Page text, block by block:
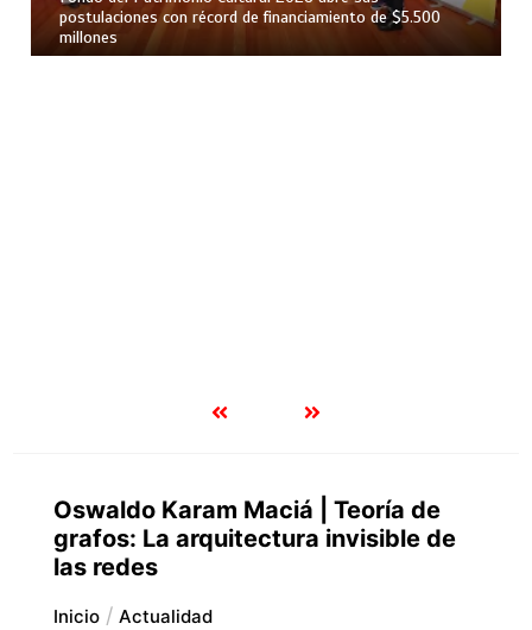
postulaciones con récord de financiamiento de $5.500
millones
Oswaldo Karam Maciá | Teoría de
grafos: La arquitectura invisible de
las redes
Inicio Actualidad